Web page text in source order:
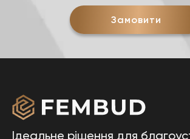
Замовити
Ідеальне рішення для